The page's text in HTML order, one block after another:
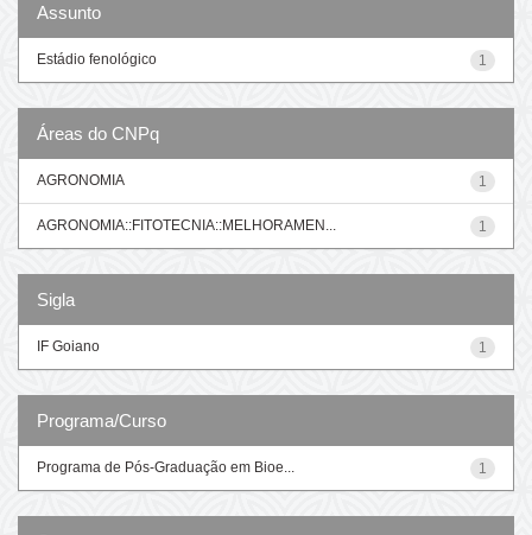
Assunto
1
Estádio fenológico
Áreas do CNPq
1
AGRONOMIA
1
AGRONOMIA::FITOTECNIA::MELHORAMEN...
Sigla
1
IF Goiano
Programa/Curso
1
Programa de Pós-Graduação em Bioe...